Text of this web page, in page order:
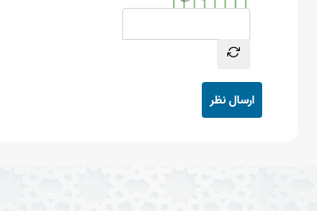
ارسال نظر